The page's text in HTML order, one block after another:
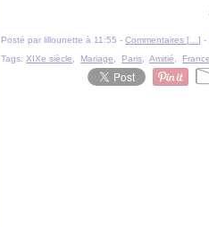
Posté par lillounette à 11:55 -Commentaires [ …] -
Tags: XIXe siècle Mariage Paris ,Amitié France